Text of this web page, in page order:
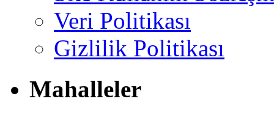
Veri Politikası
Gizlilik Politikası
Mahalleler